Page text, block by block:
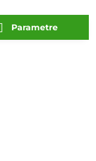
Parametre